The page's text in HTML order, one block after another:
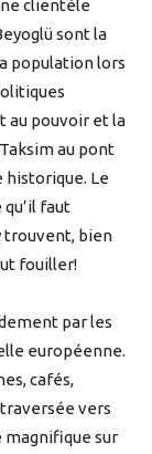
clientèle
sont la
population lors
au pouvoir et la
au pont
historique. Le
faut
trouvent, bien
fouiller!
par les
européenne.
cafés,
vers
magnifique sur